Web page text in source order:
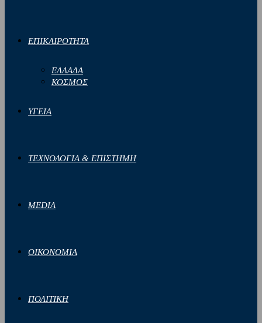
ΕΠΙΚΑΙΡΟΤΗΤΑ
ΕΛΛΑΔΑ
ΚΟΣΜΟΣ
ΥΓΕΙΑ
ΤΕΧΝΟΛΟΓΙΑ & ΕΠΙΣΤΗΜΗ
MEDIA
ΟΙΚΟΝΟΜΙΑ
ΠΟΛΙΤΙΚΗ